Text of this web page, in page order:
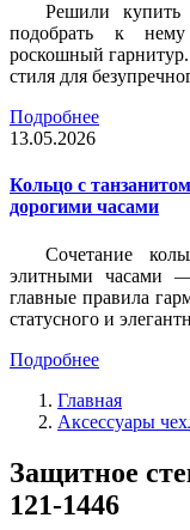
Решили купить
подобрать к
роскошный
стиля для
Подробнее
13.05.2026
Кольцо с
дорогими часами
Сочетание
элитными часами —
главные правила
статусного и
Подробнее
Главная
Аксессуары
Защитное
121-1446